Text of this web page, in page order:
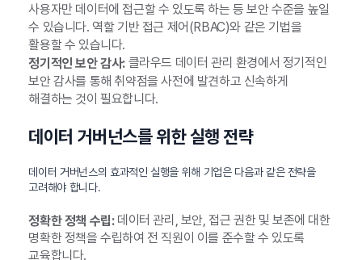
사용자만 데이터에 접근할 수 있도록 하는 등 보안 수준을 높일
수 있습니다. 역할 기반 접근 제어(RBAC)와 같은 기법을
활용할 수 있습니다.
정기적인 보안 감사:클라우드 데이터 관리 환경에서 정기적인
보안 감사를 통해 취약점을 사전에 발견하고 신속하게
해결하는 것이 필요합니다.
데이터 거버넌스를 위한 실행 전략
데이터 거버넌스의 효과적인 실행을 위해 기업은 다음과 같은 전략을
고려해야 합니다.
정확한 정책 수립:데이터 관리, 보안, 접근 권한 및 보존에 대한
명확한 정책을 수립하여 전 직원이 이를 준수할 수 있도록
교육합니다.